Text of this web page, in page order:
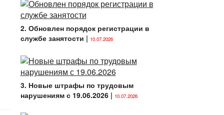
2. Обновлен порядок регистрации в
службе занятости | 10.07.2026
3. Новые штрафы по трудовым
нарушениям с 19.06.2026| 10.07.2026